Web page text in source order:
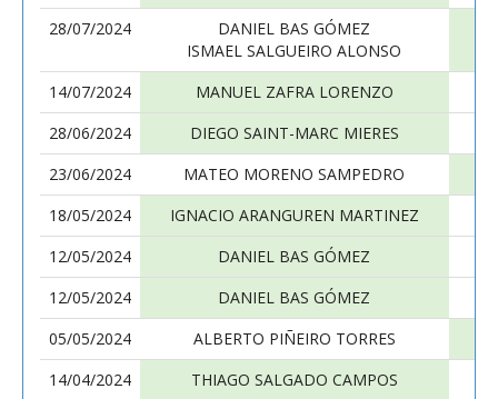
28/07/2024
DANIEL BAS GÓMEZ
ISMAEL SALGUEIRO ALONSO
14/07/2024
MANUEL ZAFRA LORENZO
28/06/2024
DIEGO SAINT-MARC MIERES
23/06/2024
MATEO MORENO SAMPEDRO
18/05/2024
IGNACIO ARANGUREN MARTINEZ
12/05/2024
DANIEL BAS GÓMEZ
12/05/2024
DANIEL BAS GÓMEZ
05/05/2024
ALBERTO PIÑEIRO TORRES
14/04/2024
THIAGO SALGADO CAMPOS